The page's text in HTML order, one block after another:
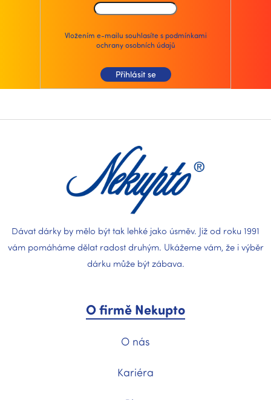
ý
i
s
Vložením e-mailu souhlasíte spodmínkami
ochrany osobních údajů
Přihlásit se
Z
p
Dávat dárky by mělo být tak lehké jako úsměv. Již od roku 1991
vám pomáháme dělat radost druhým. Ukážeme vám, že i výběr
dárku může být zábava.
O firmě Nekupto
O nás
Kariéra